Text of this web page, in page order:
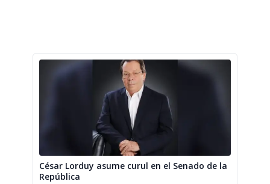
César Lorduy asume curul en el Senado de la
República